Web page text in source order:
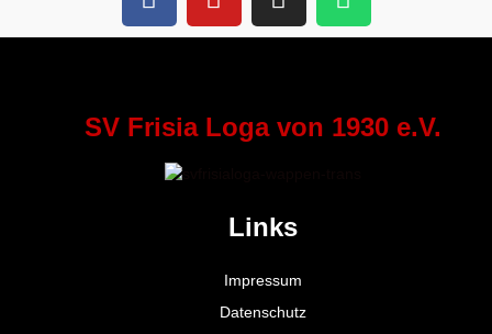
SV Frisia Loga von 1930 e.V.
Links
Impressum
Datenschutz